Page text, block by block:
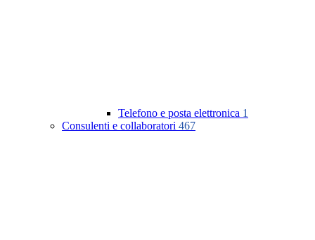
Telefono e posta elettronica 1
Consulenti e collaboratori 467